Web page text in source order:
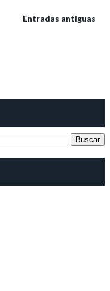
Entradas antiguas